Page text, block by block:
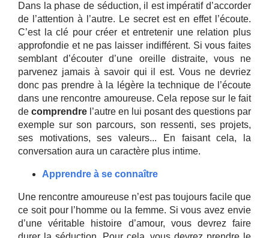
Dans la phase de séduction, il est impératif d’accorder
de l’attention à l’autre. Le secret est en effet l’écoute.
C’est la clé pour créer et entretenir une relation plus
approfondie et ne pas laisser indifférent. Si vous faites
semblant d’écouter d’une oreille distraite, vous ne
parvenez jamais à savoir qui il est. Vous ne devriez
donc pas prendre à la légère la technique de l’écoute
dans une rencontre amoureuse. Cela repose sur le fait
de comprendre l’autre en lui posant des questions par
exemple sur son parcours, son ressenti, ses projets,
ses motivations, ses valeurs... En faisant cela, la
conversation aura un caractère plus intime.
Apprendre à se connaître
Une rencontre amoureuse n’est pas toujours facile que
ce soit pour l’homme ou la femme. Si vous avez envie
d’une véritable histoire d’amour, vous devrez faire